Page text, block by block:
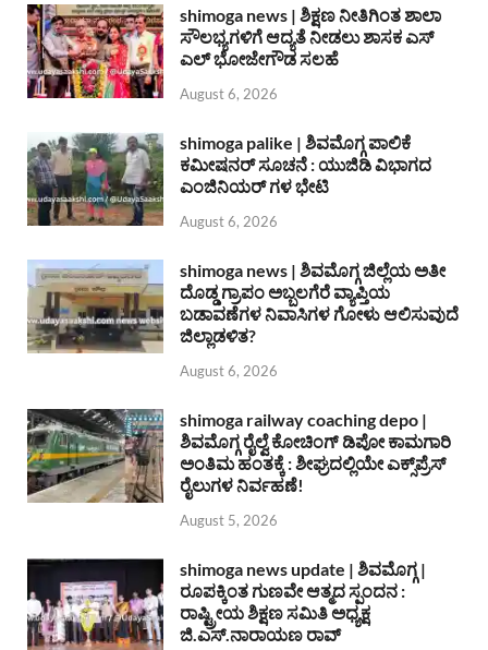
shimoga news | ಶಿಕ್ಷಣ ನೀತಿಗಿಂತ ಶಾಲಾ
ಸೌಲಭ್ಯಗಳಿಗೆ ಆದ್ಯತೆ ನೀಡಲು ಶಾಸಕ ಎಸ್
ಎಲ್ ಭೋಜೇಗೌಡ ಸಲಹೆ
August 6, 2026
shimoga palike | ಶಿವಮೊಗ್ಗ ಪಾಲಿಕೆ
ಕಮೀಷನರ್ ಸೂಚನೆ : ಯುಜಿಡಿ ವಿಭಾಗದ
ಎಂಜಿನಿಯರ್ ಗಳ ಭೇಟಿ
August 6, 2026
shimoga news | ಶಿವಮೊಗ್ಗ ಜಿಲ್ಲೆಯ ಅತೀ
ದೊಡ್ಡ ಗ್ರಾಪಂ ಅಬ್ಬಲಗೆರೆ ವ್ಯಾಪ್ತಿಯ
ಬಡಾವಣೆಗಳ ನಿವಾಸಿಗಳ ಗೋಳು ಆಲಿಸುವುದೆ
ಜಿಲ್ಲಾಡಳಿತ?
August 6, 2026
shimoga railway coaching depo |
ಶಿವಮೊಗ್ಗ ರೈಲ್ವೆ ಕೋಚಿಂಗ್ ಡಿಪೋ ಕಾಮಗಾರಿ
ಅಂತಿಮ ಹಂತಕ್ಕೆ : ಶೀಘ್ರದಲ್ಲಿಯೇ ಎಕ್ಸ್‌ಪ್ರೆಸ್
ರೈಲುಗಳ ನಿರ್ವಹಣೆ!
August 5, 2026
shimoga news update | ಶಿವಮೊಗ್ಗ |
ರೂಪಕ್ಕಿಂತ ಗುಣವೇ ಆತ್ಮದ ಸ್ಪಂದನ :
ರಾಷ್ಟ್ರೀಯ ಶಿಕ್ಷಣ ಸಮಿತಿ ಅಧ್ಯಕ್ಷ
ಜಿ.ಎಸ್.ನಾರಾಯಣ ರಾವ್